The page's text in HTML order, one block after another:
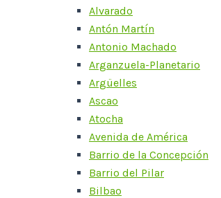
Alvarado
Antón Martín
Antonio Machado
Arganzuela-Planetario
Argüelles
Ascao
Atocha
Avenida de América
Barrio de la Concepción
Barrio del Pilar
Bilbao